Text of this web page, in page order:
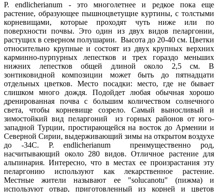
P. endlicherianum - это многолетнее и редкое пока еще
растение, образующее пышноцветущие куртины, с толстыми
корневищами, которые проходят чуть ниже или по
поверхности почвы. Это один из двух видов пеларгонии,
растущих в северном полушарии. Высота до 20-40 см. Цветки
относительно крупные и состоят из двух крупных верхних
карминно-пурпурных лепестков и трех гораздо меньших
нижних лепестков общей длиной около 2,5 см. В
зонтиковидной композиции может быть до пятнадцати
отдельных цветков. Место посадки: место, где не бывает
слишком много дождя. Подойдет любая обычная хорошо
дренированная почва с большим количеством солнечного
света, чтобы корневище созрело. Самый выносливый и
зимостойкий вид пеларгоний из горных районов от юго-
западной Турции, простирающейся на восток до Армении и
Северной Сирии, выдерживающий зимы на открытом воздухе
до -34С. P. endlicherianum преимущественно род,
насчитывающий около 280 видов. Отличное растение для
альпинария. Интересно, что в местах ее произрастания эту
пеларгонию используют как лекарственное растение.
Местные жители называют ее "solucanotu" (пижма) и
используют отвар, приготовленный из корней и цветов